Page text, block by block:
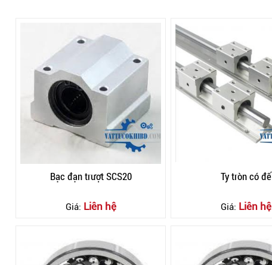
Bạc đạn trượt SCS20
Giá: Liên hệ
Ty tròn có đế
Giá: Liên hệ